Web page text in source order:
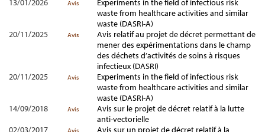
13/01/2026
Avis
Experiments in the field of infectious risk
waste from healthcare activities and similar
waste (DASRI-A)
20/11/2025
Avis
Avis relatif au projet de décret permettant de
mener des expérimentations dans le champ
des déchets d’activités de soins à risques
infectieux (DASRI)
20/11/2025
Avis
Experiments in the field of infectious risk
waste from healthcare activities and similar
waste (DASRI-A)
14/09/2018
Avis
Avis sur le projet de décret relatif à la lutte
anti-vectorielle
02/03/2017
Avis
Avis sur un projet de décret relatif à la